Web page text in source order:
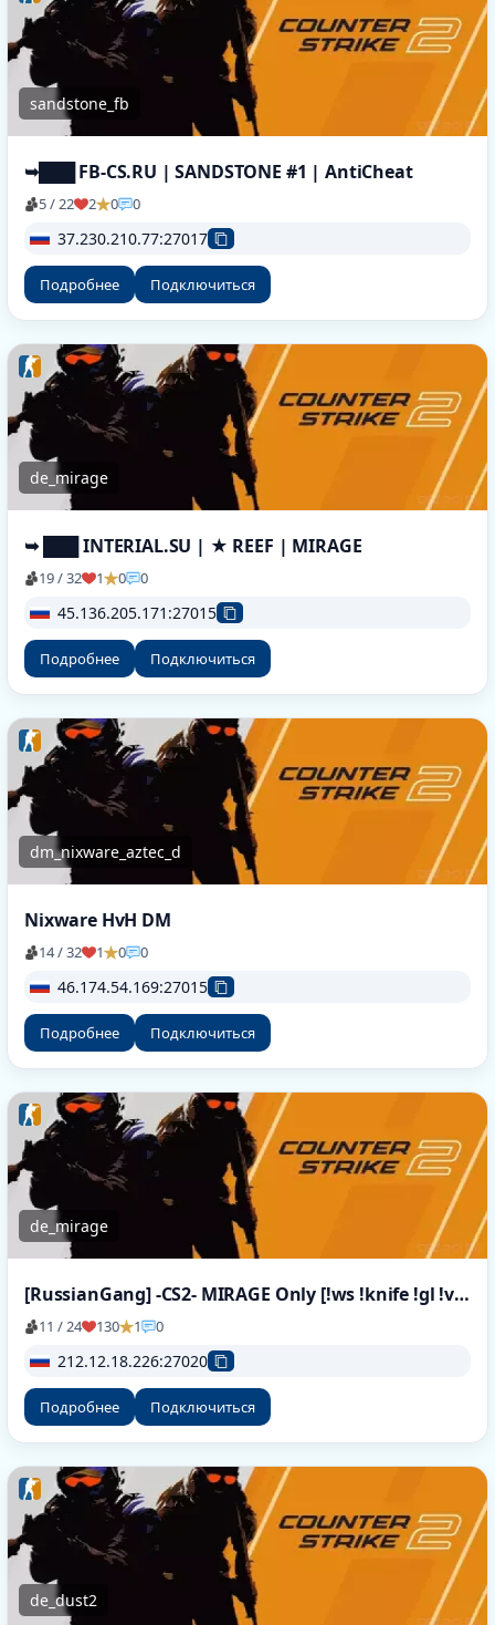
sandstone_fb
➥███ FB-CS.RU | SANDSTONE #1 | AntiCheat
5 / 22 2 0 0
37.230.210.77:27017
Подробнее Подключиться
de_mirage
➥ ███ INTERIAL.SU | ★ REEF | MIRAGE
19 / 32 1 0 0
45.136.205.171:27015
Подробнее Подключиться
dm_nixware_aztec_d
Nixware HvH DM
14 / 32 1 0 0
46.174.54.169:27015
Подробнее Подключиться
de_mirage
[RussianGang] -CS2- MIRAGE Only [!ws !knife !gl !viptest]
11 / 24 130 1 0
212.12.18.226:27020
Подробнее Подключиться
de_dust2